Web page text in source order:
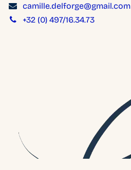
camille.delforge@gmail.com
+32 (0) 497/16.34.73